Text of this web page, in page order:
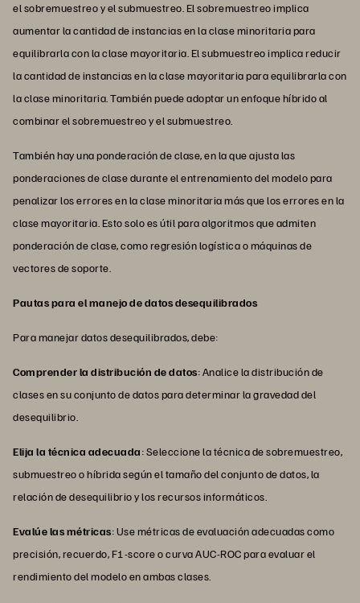
el sobremuestreo y el submuestreo. El sobremuestreo implica
aumentar la cantidad de instancias en la clase minoritaria para
equilibrarla con la clase mayoritaria. El submuestreo implica reducir
la cantidad de instancias en la clase mayoritaria para equilibrarla con
la clase minoritaria. También puede adoptar un enfoque híbrido al
combinar el sobremuestreo y el submuestreo.
También hay una ponderación de clase, en la que ajusta las
ponderaciones de clase durante el entrenamiento del modelo para
penalizar los errores en la clase minoritaria más que los errores en la
clase mayoritaria. Esto solo es útil para algoritmos que admiten
ponderación de clase, como regresión logística o máquinas de
vectores de soporte.
Pautas para el manejo de datos desequilibrados
Para manejar datos desequilibrados, debe:
Comprender la distribución de datos: Analice la distribución de
clases en su conjunto de datos para determinar la gravedad del
desequilibrio.
Elija la técnica adecuada: Seleccione la técnica de sobremuestreo,
submuestreo o híbrida según el tamaño del conjunto de datos, la
relación de desequilibrio y los recursos informáticos.
Evalúe las métricas: Use métricas de evaluación adecuadas como
precisión, recuerdo, F1-score o curva AUC-ROC para evaluar el
rendimiento del modelo en ambas clases.